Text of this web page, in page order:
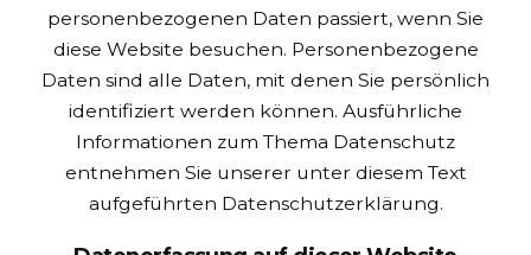
personenbezogenen Daten passiert, wenn Sie
diese Website besuchen. Personenbezogene
Daten sind alle Daten, mit denen Sie persönlich
identifiziert werden können. Ausführliche
Informationen zum Thema Datenschutz
entnehmen Sie unserer unter diesem Text
aufgeführten Datenschutzerklärung.